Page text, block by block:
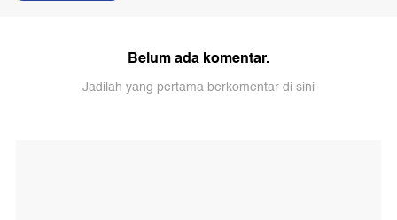
Belum ada komentar.
Jadilah yang pertama berkomentar di sini